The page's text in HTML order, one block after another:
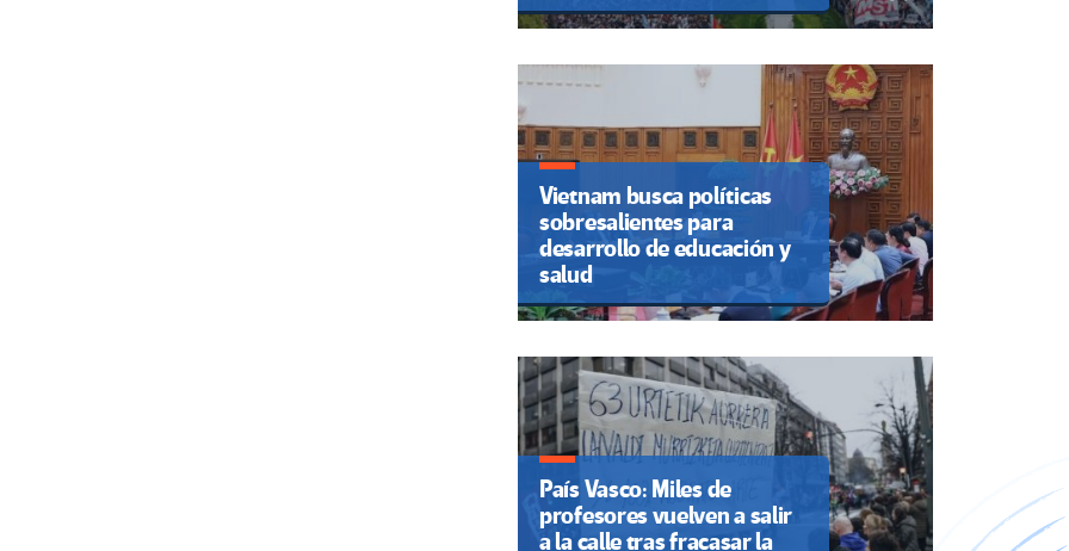
Vietnam busca políticas
sobresalientes para
desarrollo de educación y
salud
País Vasco: Miles de
profesores vuelven a salir
a la calle tras fracasar la